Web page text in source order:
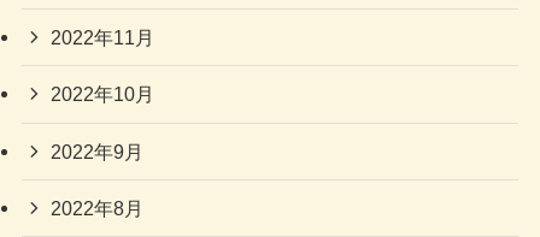
2022年11月
2022年10月
2022年9月
2022年8月